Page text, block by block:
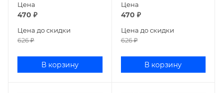
Цена
470 ₽
Цена до скидки
626₽
В корзину
Цена
470 ₽
Цена до скидки
626₽
В корзину